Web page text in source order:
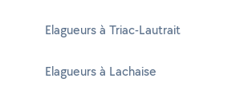
Elagueurs à Triac-Lautrait
Elagueurs à Lachaise